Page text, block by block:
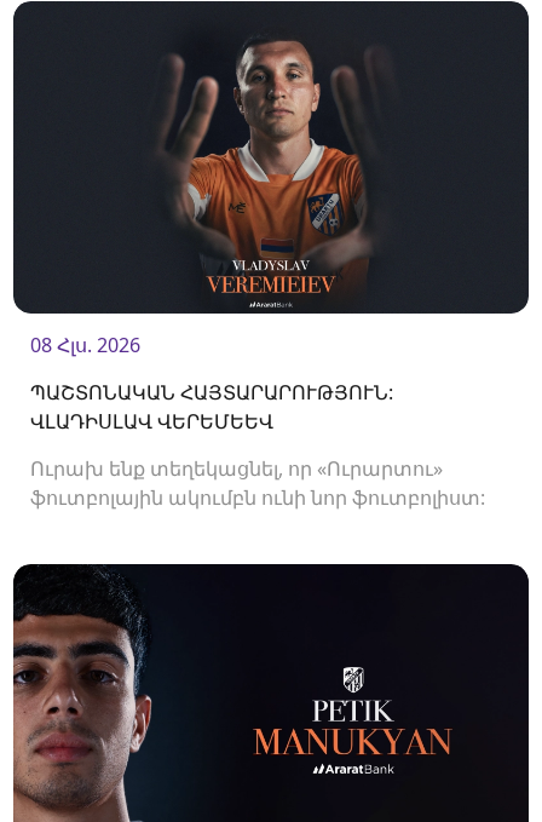
08 Հլս. 2026
ՊԱՇՏՈՆԱԿԱՆ ՀԱՅՏԱՐԱՐՈՒԹՅՈՒՆ:
ՎԼԱԴԻՍԼԱՎ ՎԵՐԵՄԵԵՎ
Ուրախ ենք տեղեկացնել, որ «Ուրարտու»
ֆուտբոլային ակումբն ունի նոր ֆուտբոլիստ: